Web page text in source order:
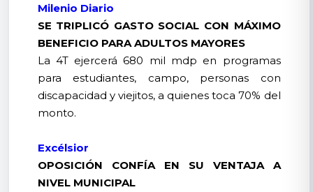
Milenio Diario
SE TRIPLICÓ GASTO SOCIAL CON MÁXIMO
BENEFICIO PARA ADULTOS MAYORES
La 4T ejercerá 680 mil mdp en programas
para estudiantes, campo, personas con
discapacidad y viejitos, a quienes toca 70% del
monto.
Excélsior
OPOSICIÓN CONFÍA EN SU VENTAJA A
NIVEL MUNICIPAL